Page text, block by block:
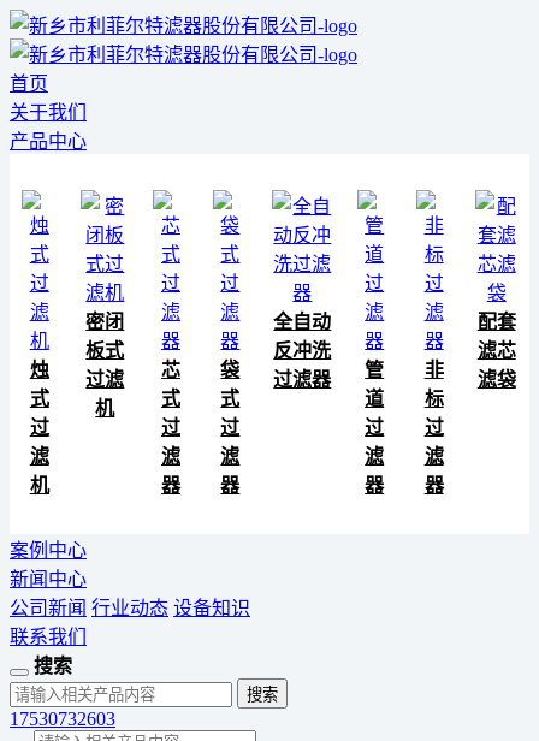
首页
关于我们
产品中心
烛
式
过
滤
机
密闭
板式
过滤
机
芯
式
过
滤
器
袋
式
过
滤
器
全自动
反冲洗
过滤器
管
道
过
滤
器
非
标
过
滤
器
配套
滤芯
滤袋
案例中心
新闻中心
公司新闻 行业动态 设备知识
联系我们
搜索
17530732603